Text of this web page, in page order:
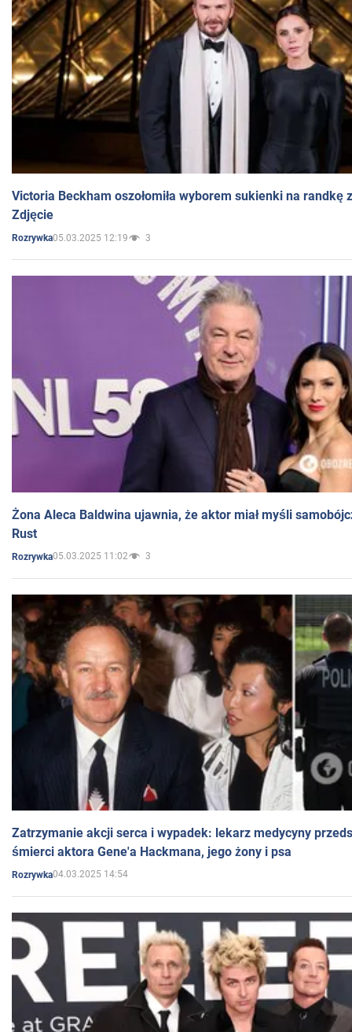
Victoria Beckham oszołomiła wyborem sukienki na randkę
Zdjęcie
Rozrywka05.03.2025 12:19 3
Żona Aleca Baldwina ujawnia, że aktor miał myśli
Rust
Rozrywka05.03.2025 11:02 3
Zatrzymanie akcji serca i wypadek: lekarz medycyny
śmierci aktora Gene'a Hackmana, jego żony i psa
Rozrywka04.03.2025 14:54